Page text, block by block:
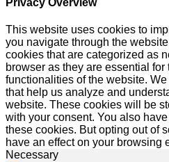
This website uses cookies to
you navigate through the
cookies that are categorized as
browser as they are essential
functionalities of the website.
that help us analyze and
website. These cookies will be
with your consent. You also
these cookies. But opting out of
have an effect on your browsing
Necessary